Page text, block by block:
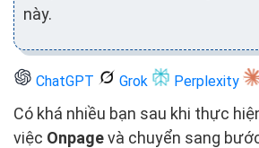
này.
ChatGPT Grok Perplexity
Có khá nhiều bạn sau khi thực
việc Onpagevà chuyển sang